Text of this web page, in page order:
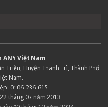
ANY Việt Nam
Triều, Huyện Thanh Trì, Thành Phố
Nam.
0106-236-615
tháng 07 năm 2013